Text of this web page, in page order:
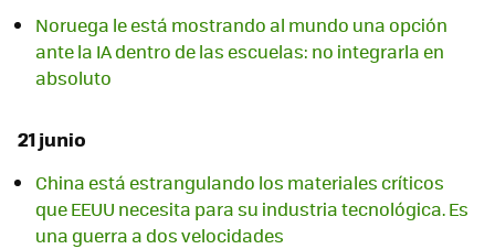
Noruega le está mostrando al mundo una opción
ante la IA dentro de las escuelas: no integrarla en
absoluto
21 junio
China está estrangulando los materiales críticos
que EEUU necesita para su industria tecnológica. Es
una guerra a dos velocidades